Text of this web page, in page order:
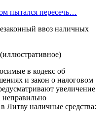
пытался пересечь…
в кодекс об
и закон о налоговом
увеличение
неправильно
Литву наличные средства: